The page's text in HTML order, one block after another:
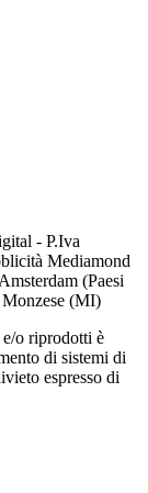
- P.Iva
Mediamond
(Paesi
(MI)
e/o riprodotti è
di sistemi di
espresso di